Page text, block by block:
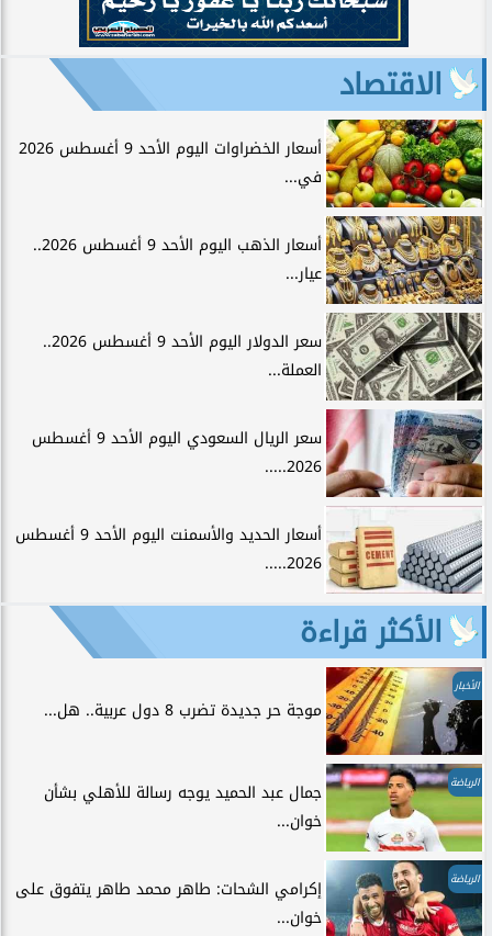
الاقتصاد
أسعار الخضراوات اليوم الأحد 9 أغسطس 2026
في...
أسعار الذهب اليوم الأحد 9 أغسطس 2026..
عيار...
سعر الدولار اليوم الأحد 9 أغسطس 2026..
العملة...
سعر الريال السعودي اليوم الأحد 9 أغسطس
2026.....
أسعار الحديد والأسمنت اليوم الأحد 9 أغسطس
2026.....
الأكثر قراءة
الأخبار
موجة حر جديدة تضرب 8 دول عربية.. هل...
الرياضة
جمال عبد الحميد يوجه رسالة للأهلي بشأن
خوان...
الرياضة
إكرامي الشحات: طاهر محمد طاهر يتفوق على
خوان...